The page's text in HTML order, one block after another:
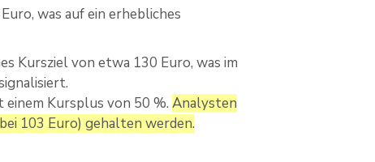
was auf ein erhebliches
Kursziel von etwa 130 Euro, was im
einem Kursplus von 50 %.Analysten
103 Euro) gehalten werden.